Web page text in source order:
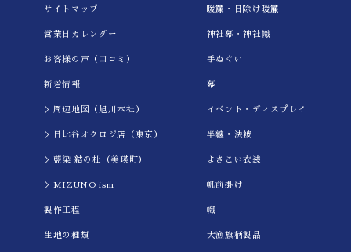
サイトマップ
営業日カレンダー
お客様の声（口コミ）
新着情報
＞周辺地図（旭川本社）
＞日比谷オクロジ店（東京）
＞藍染 結の杜（美瑛町）
＞MIZUNO ism
製作工程
生地の種類
暖簾・日除け暖簾
神社幕・神社幟
手ぬぐい
幕
イべント・ディスプレイ
半纏・法被
よさこい衣装
帆前掛け
幟
大漁旗柄製品